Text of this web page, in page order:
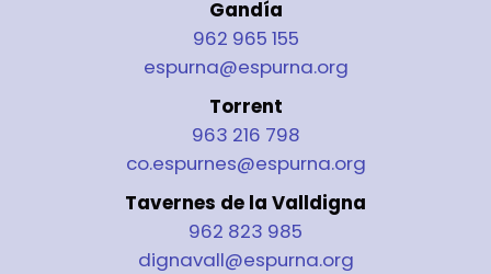
Gandía
962 965 155
espurna@espurna.org
Torrent
963 216 798
co.espurnes@espurna.org
Tavernes de la Valldigna
962 823 985
dignavall@espurna.org